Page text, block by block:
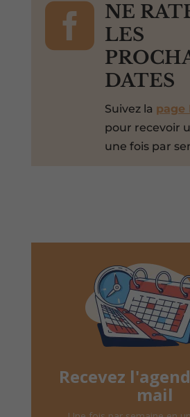

NE
LES
DATES
Suivez la page
pour recevoir
une fois par
Recevez
mail